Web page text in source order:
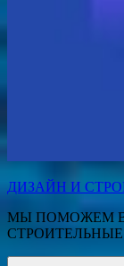
ДИЗАЙН И
МЫ ПОМОЖЕМ